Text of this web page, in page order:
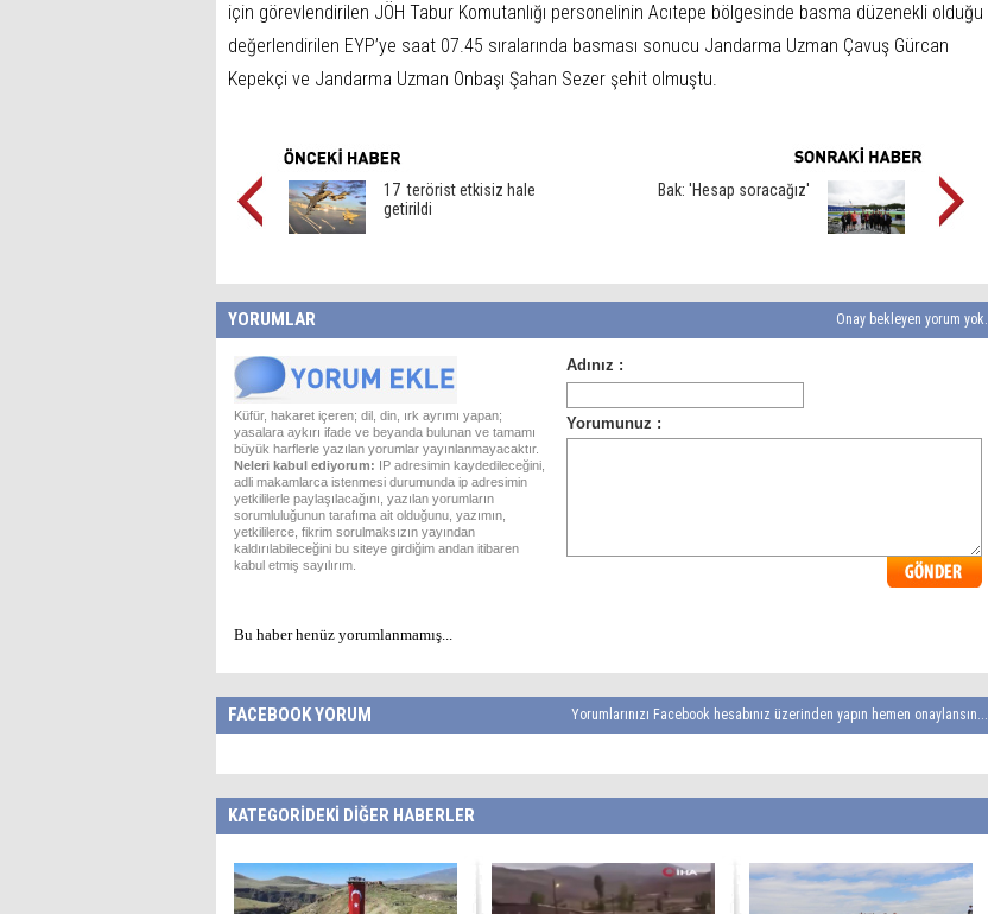
için görevlendirilen JÖH Tabur Komutanlığı personelinin Acıtepe bölgesinde basma düzenekli olduğu
değerlendirilen EYP’ye saat 07.45 sıralarında basması sonucu Jandarma Uzman Çavuş Gürcan
Kepekçi ve Jandarma Uzman Onbaşı Şahan Sezer şehit olmuştu.
17 terörist etkisiz hale
getirildi
Bak: 'Hesap soracağız'
YORUMLAR Onay bekleyen yorum yok.
Küfür, hakaret içeren; dil, din, ırk ayrımı yapan;
yasalara aykırı ifade ve beyanda bulunan ve tamamı
büyük harflerle yazılan yorumlar yayınlanmayacaktır.
Neleri kabul ediyorum: IP adresimin kaydedileceğini,
adli makamlarca istenmesi durumunda ip adresimin
yetkililerle paylaşılacağını, yazılan yorumların
sorumluluğunun tarafıma ait olduğunu, yazımın,
yetkililerce, fikrim sorulmaksızın yayından
kaldırılabileceğini bu siteye girdiğim andan itibaren
kabul etmiş sayılırım.
Bu haber henüz yorumlanmamış...
FACEBOOK YORUM Yorumlarınızı Facebook hesabınız üzerinden yapın hemen onaylansın...
KATEGORİDEKİ DİĞER HABERLER